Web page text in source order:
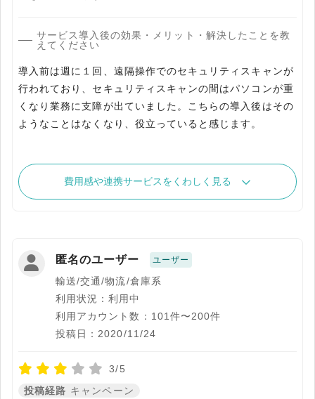
サービス導入後の効果・メリット・解決したことを教
えてください
導入前は週に１回、遠隔操作でのセキュリティスキャンが
行われており、セキュリティスキャンの間はパソコンが重
くなり業務に支障が出ていました。こちらの導入後はその
ようなことはなくなり、役立っていると感じます。
費用感や連携サービスをくわしく見る
匿名のユーザー ユーザー
輸送/交通/物流/倉庫系
利用状況：利用中
利用アカウント数：101件〜200件
投稿日：2020/11/24
3/5
投稿経路 キャンペーン